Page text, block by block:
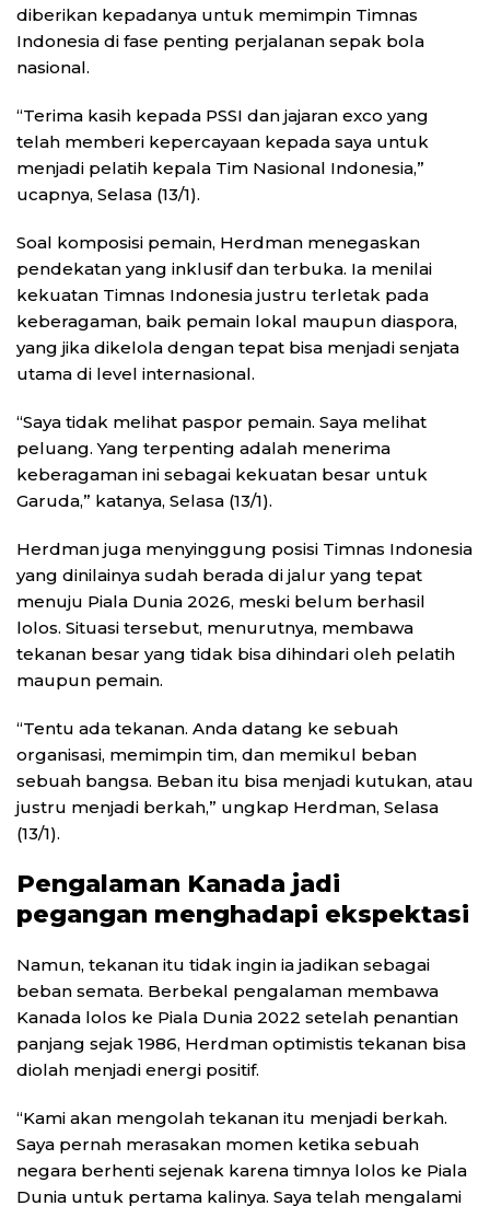
diberikan kepadanya untuk memimpin Timnas
Indonesia di fase penting perjalanan sepak bola
nasional.
“Terima kasih kepada PSSI dan jajaran exco yang
telah memberi kepercayaan kepada saya untuk
menjadi pelatih kepala Tim Nasional Indonesia,”
ucapnya, Selasa (13/1).
Soal komposisi pemain, Herdman menegaskan
pendekatan yang inklusif dan terbuka. Ia menilai
kekuatan Timnas Indonesia justru terletak pada
keberagaman, baik pemain lokal maupun diaspora,
yang jika dikelola dengan tepat bisa menjadi senjata
utama di level internasional.
“Saya tidak melihat paspor pemain. Saya melihat
peluang. Yang terpenting adalah menerima
keberagaman ini sebagai kekuatan besar untuk
Garuda,” katanya, Selasa (13/1).
Herdman juga menyinggung posisi Timnas Indonesia
yang dinilainya sudah berada di jalur yang tepat
menuju Piala Dunia 2026, meski belum berhasil
lolos. Situasi tersebut, menurutnya, membawa
tekanan besar yang tidak bisa dihindari oleh pelatih
maupun pemain.
“Tentu ada tekanan. Anda datang ke sebuah
organisasi, memimpin tim, dan memikul beban
sebuah bangsa. Beban itu bisa menjadi kutukan, atau
justru menjadi berkah,” ungkap Herdman, Selasa
(13/1).
Pengalaman Kanada jadi
pegangan menghadapi ekspektasi
Namun, tekanan itu tidak ingin ia jadikan sebagai
beban semata. Berbekal pengalaman membawa
Kanada lolos ke Piala Dunia 2022 setelah penantian
panjang sejak 1986, Herdman optimistis tekanan bisa
diolah menjadi energi positif.
“Kami akan mengolah tekanan itu menjadi berkah.
Saya pernah merasakan momen ketika sebuah
negara berhenti sejenak karena timnya lolos ke Piala
Dunia untuk pertama kalinya. Saya telah mengalami